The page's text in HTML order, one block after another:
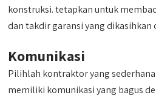
konstruksi. tetapkan untuk
dan takdir garansi yang
Komunikasi
Pilihlah kontraktor yang
memiliki komunikasi yang bagus